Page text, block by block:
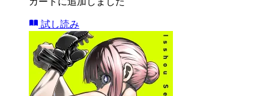
試し読み